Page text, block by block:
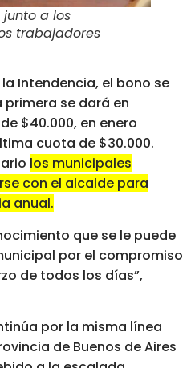
a los
trabajadores
Intendencia, el bono se
se dará en
$40.000, en enero
cuota de $30.000.
los municipales
con el alcalde para
anual.
que se le puede
por el compromiso
de todos los días”,
por la misma línea
de Buenos de Aires